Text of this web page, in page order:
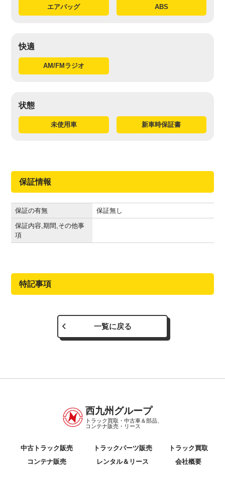
エアバッグ ABS
快適
AM/FMラジオ
状態
未使用車 新車時保証書
保証情報
保証の有無
保証無し
保証内容,期間,その他事
項
特記事項
一覧に戻る
西九州グループ
トラック買取・中古車＆部品、
コンテナ販売・リース
中古トラック販売 トラックパーツ販売
トラック買取
コンテナ販売
レンタル＆リース 会社概要